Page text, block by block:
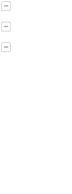
−
−
−